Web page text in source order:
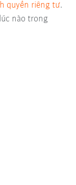
quyền riêng tư.
nào trong